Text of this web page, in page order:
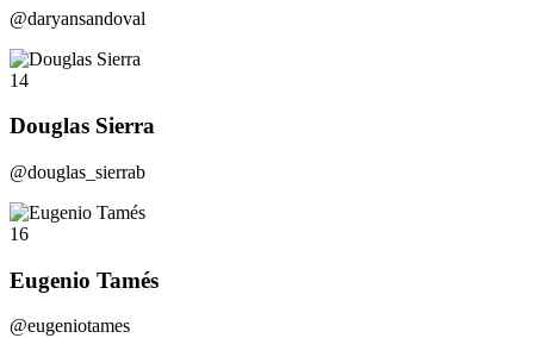
@daryansandoval
14
Douglas Sierra
@douglas_sierrab
16
Eugenio Tamés
@eugeniotames